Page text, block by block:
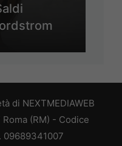
di NEXTMEDIAWEB
Roma (RM) - Codice
09689341007